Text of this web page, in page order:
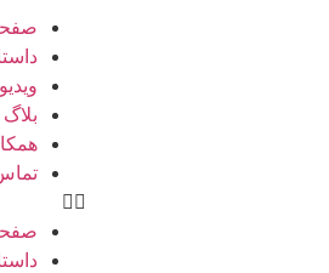
بلاگ